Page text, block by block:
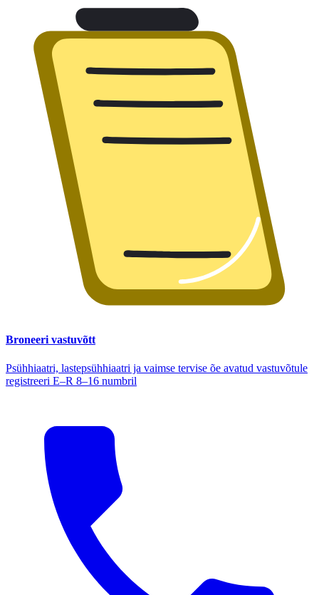
Broneeri vastuvõtt
Psühhiaatri, lastepsühhiaatri ja vaimse tervise õe avatud vastuvõtule
registreeri E–R 8–16 numbril